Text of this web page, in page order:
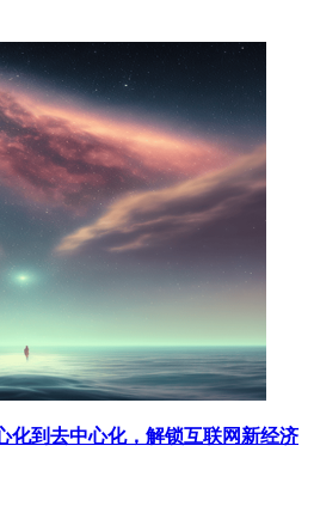
化到去中心化，解锁互联网新经济